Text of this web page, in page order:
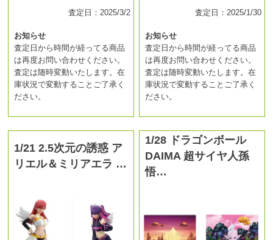
査定日：2025/3/2
お知らせ
査定日から時間が経ってる商品
は再度お問い合わせください。
査定は随時変動いたします。在
庫状況で変動することご了承く
ださい。
査定日：2025/1/30
お知らせ
査定日から時間が経ってる商品
は再度お問い合わせください。
査定は随時変動いたします。在
庫状況で変動することご了承く
ださい。
1/21 2.5次元の誘惑 ア
リエル＆ミリアエラ …
1/28 ドラゴンボール
DAIMA 超サイヤ人孫
悟…